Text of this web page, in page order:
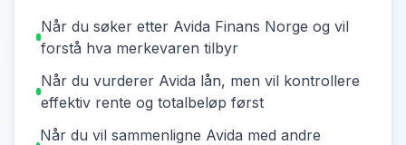
Når du søker etter Avida Finans Norge og vil
forstå hva merkevaren tilbyr
Når du vurderer Avida lån, men vil kontrollere
effektiv rente og totalbeløp først
Når du vil sammenligne Avida med andre